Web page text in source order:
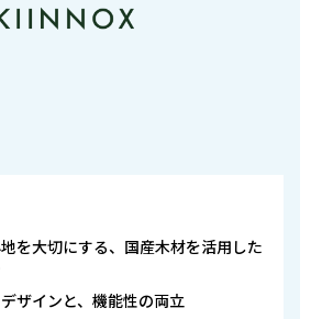
を大切にする、国産木材を活用した
ザインと、機能性の両立